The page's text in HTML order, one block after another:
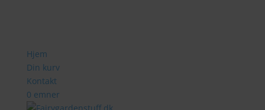
Hjem
Din kurv
Kontakt
0 emner